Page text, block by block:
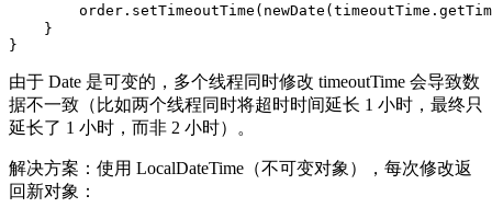
}
}
由于 Date 是可变的，多个线程同时修改 timeoutTime 会导致数
据不一致（比如两个线程同时将超时时间延长 1 小时，最终只
延长了 1 小时，而非 2 小时）。
解决方案：使用 LocalDateTime（不可变对象），每次修改返
回新对象：